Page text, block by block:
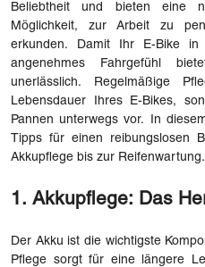
Beliebtheit und bieten eine
Möglichkeit, zur Arbeit zu
erkunden. Damit Ihr E-Bike
angenehmes Fahrgefühl
unerlässlich. Regelmäßige
Lebensdauer Ihres E-Bikes,
Pannen unterwegs vor. In
Tipps für einen reibungslosen
Akkupflege bis zur
1. Akkupflege: Das
Der Akku ist die wichtigste
Pflege sorgt für eine längere